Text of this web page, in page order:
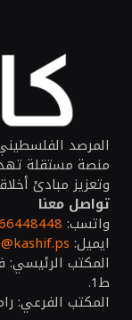
المرصد
منصة مستقلة
وتعزيز مبادئ
تواصل معنا
واتسب:
ايميل:
المكتب
ط1.
المكتب الفرعي: